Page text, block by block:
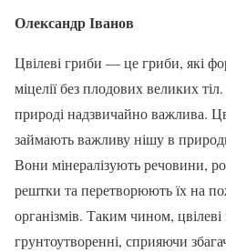
Олександр Іванов
Цвілеві гриби — це гриби, які
міцелії без плодових великих
природі надзвичайно важлива.
займають важливу нішу в
Вони мінералізують речовини,
рештки та перетворюють їх на
організмів. Таким чином,
грунтоутворенні, сприяючи